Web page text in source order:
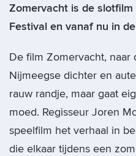
Zomervacht is de
Festival en vanaf nu in
De film Zomervacht, naar
Nijmeegse dichter en
rauw randje, maar gaat
moed. Regisseur Joren
speelfilm het verhaal in
die elkaar tijdens een